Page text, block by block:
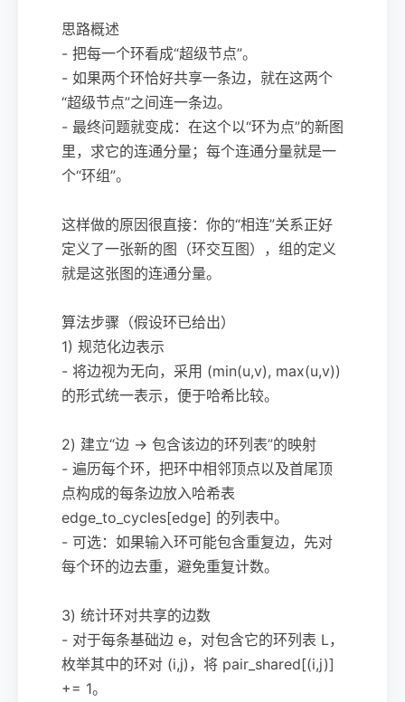
思路概述
- 把每一个环看成“超级节点”。
- 如果两个环恰好共享一条边，就在这两个
“超级节点”之间连一条边。
- 最终问题就变成：在这个以“环为点”的新图
里，求它的连通分量；每个连通分量就是一
个“环组”。
这样做的原因很直接：你的“相连”关系正好
定义了一张新的图（环交互图），组的定义
就是这张图的连通分量。
算法步骤（假设环已给出）
1) 规范化边表示
- 将边视为无向，采用 (min(u,v), max(u,v))
的形式统一表示，便于哈希比较。
2) 建立“边 → 包含该边的环列表”的映射
- 遍历每个环，把环中相邻顶点以及首尾顶
点构成的每条边放入哈希表
edge_to_cycles[edge] 的列表中。
- 可选：如果输入环可能包含重复边，先对
每个环的边去重，避免重复计数。
3) 统计环对共享的边数
- 对于每条基础边 e，对包含它的环列表 L，
枚举其中的环对 (i,j)，将 pair_shared[(i,j)]
+= 1。